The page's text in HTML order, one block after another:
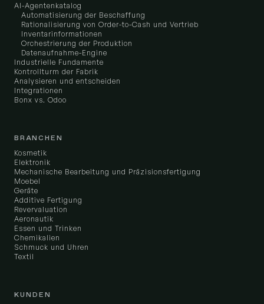
AI-Agentenkatalog
Automatisierung der Beschaffung
Rationalisierung von Order-to-Cash und Vertrieb
Inventarinformationen
Orchestrierung der Produktion
Datenaufnahme-Engine
Industrielle Fundamente
Kontrollturm der Fabrik
Analysieren und entscheiden
Integrationen
Bonx vs. Odoo
BRANCHEN
Kosmetik
Elektronik
Mechanische Bearbeitung und Präzisionsfertigung
Moebel
Geräte
Additive Fertigung
Revervaluation
Aeronautik
Essen und Trinken
Chemikalien
Schmuck und Uhren
Textil
KUNDEN